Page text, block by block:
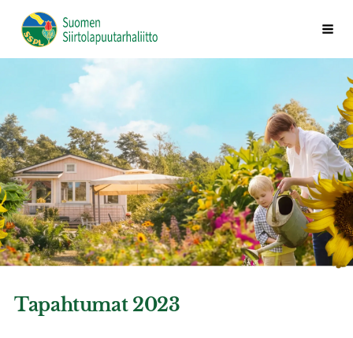
Siirry
sivun
Suomen Siirtolapuutarhaliitto ry
Tapahtumat 2023